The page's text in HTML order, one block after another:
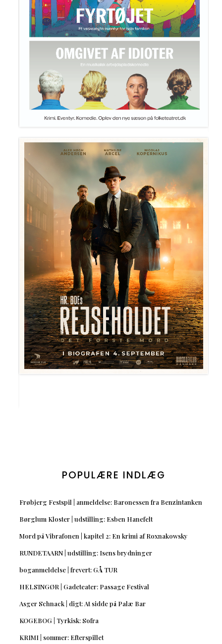
POPULÆRE INDLÆG
Frøbjerg Festspil | anmeldelse: Baronessen fra Benzintanken
Børglum Kloster | udstilling: Esben Hanefelt
Mord på Vibrafonen | kapitel 2: En krimi af Roxnakowsky
RUNDETAARN | udstilling: Isens brydninger
boganmeldelse | frevert: GÅ TUR
HELSINGØR | Gadeteater: Passage Festival
Asger Schnack | digt: At sidde på Palæ Bar
KOGEBOG | Tyrkisk: Sofra
KRIMI | sommer: Efterspillet